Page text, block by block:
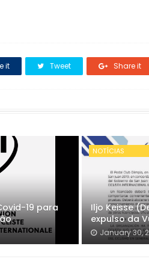
it Tweet Share it
19 para
NOTÍCIAS
Iljo Keisse
expulso da
January 30,